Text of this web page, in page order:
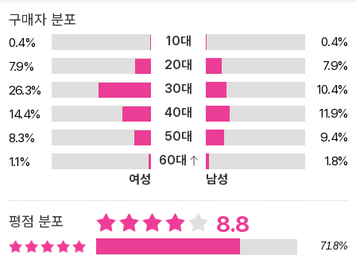
결이 아니라, 사건에 관한 새로운 정의를 바탕으로 오직 이야기에 적
용될 수 있는 특별 공식 ‘4줄’을 강조한다. 주인공의 내적 자아의 변화
에 초점을 맞춰 기록한 이 ‘4줄’은 저자가 20년간 글을 쓰고 영화 현
장에서 직접 부딪혀 가며 알아낸 이야기의 핵심, 아니 전부라 해도 과
언이 아니다. 4줄의 힘을 직접 경험한 학생들은 이 내용을 다른 사람
들과 공유하고 싶지 않다고 책 출간을 만류했지만, 저자는 이제 시작
하는 많은 작가가 함께 성장하길 바라는 마음으로 책을 썼다. “이야기
는 질문에서 출발한다” 질문이 나빠야 하는 이유 4줄로 가는 첫 단계
는 ‘질문’에서 시작된다. 무언가에 관해 이야기하겠다고 하는 것은, 글
을 쓴다기보단 질문을 던진다는 것에 가깝다. 그럼, 모든 질문이 다 이
야기가 될 수 있는 걸까? 여기서 중요한 전제 조건이 있다. 질문은 ‘나
빠야’ 한다는 것이다. 작가를 좋은 이야기로 데려다주려면 질문은 나
구매자 분포
0.4% 10대
0.4%
7.9%
20대
7.9%
26.3%
30대
10.4%
14.4%
40대
11.9%
8.3%
50대
9.4%
1.1%
60대
1.8%
여성
남성
평점 분포 8.8
71.8%